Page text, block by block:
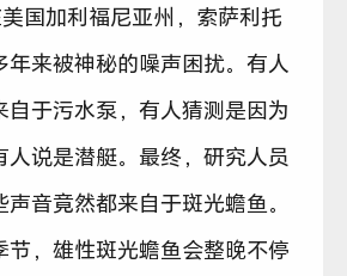
国加利福尼亚州，索萨利托
年来被神秘的噪声困扰。有人
自于污水泵，有人猜测是因为
人说是潜艇。最终，研究人员
音竟然都来自于斑光蟾鱼。
节，雄性斑光蟾鱼会整晚不停